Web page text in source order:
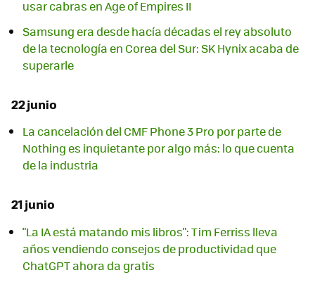
usar cabras en Age of Empires II
Samsung era desde hacía décadas el rey absoluto
de la tecnología en Corea del Sur: SK Hynix acaba de
superarle
22 junio
La cancelación del CMF Phone 3 Pro por parte de
Nothing es inquietante por algo más: lo que cuenta
de la industria
21 junio
"La IA está matando mis libros": Tim Ferriss lleva
años vendiendo consejos de productividad que
ChatGPT ahora da gratis